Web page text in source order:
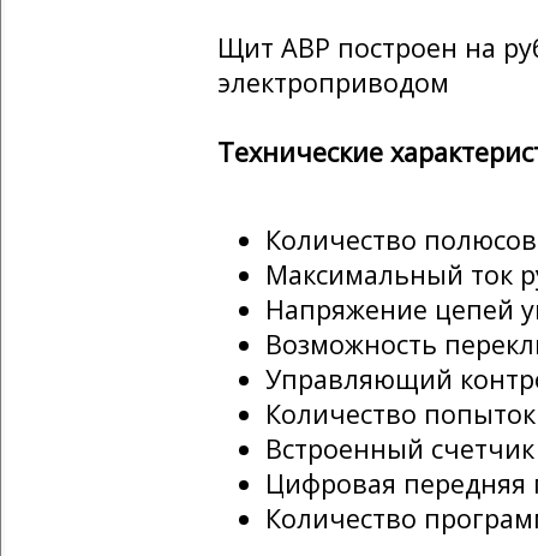
Щит АВР построен на
электроприводом
Технические
Количество
Максимальный ток
Напряжение цепей
Возможность
Управляющий
Количество
Встроенный
Цифровая передняя
Количество